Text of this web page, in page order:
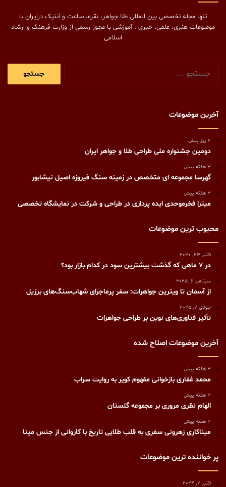
تنها مجله تخصصی بین المللی طلا جواهر، نقره، ساعت و آنتیک درایران با
موضوعات هنری، علمی، خبری ، آموزشی با مجوز رسمی از وزارت فرهنگ و ارشاد
اسلامی
آخرین موضوعات
2 روز پیش
دومین جشنواره ملی طراحی طلا و جواهر ایران
3 هفته پیش
گهرسا مجموعه ای متخصص در زمینه سنگ فیروزه اصیل نیشابور
3 هفته پیش
میترا فخرموحدی ایده پردازی در طراحی و شرکت در نمایشگاه تخصصی
محبوب ترین موضوعات
اکتبر 23, 2020
در 7 ماهی که گذشت بیشترین سود در کدام بازار بود؟
سپتامبر 6, 2025
از آسمان تا ویترین جواهرات: سفر پرماجرای شهاب‌سنگ‌های برزیل
جولای 7, 2025
تأثیر فناوری‌های نوین بر طراحی جواهرات
آخرین موضوعات اصلاح شده
3 هفته پیش
محمد غفاری بازخوانی مفهوم کویر به روایت سراب
3 هفته پیش
الهام نظری مروری بر مجموعه گلستان
3 هفته پیش
میناکاری زهرونی سفری به قلب طلایی تاریخ با کاروانی از جنس مینا
پر خواننده ترین موضوعات
اکتبر 7, 2024